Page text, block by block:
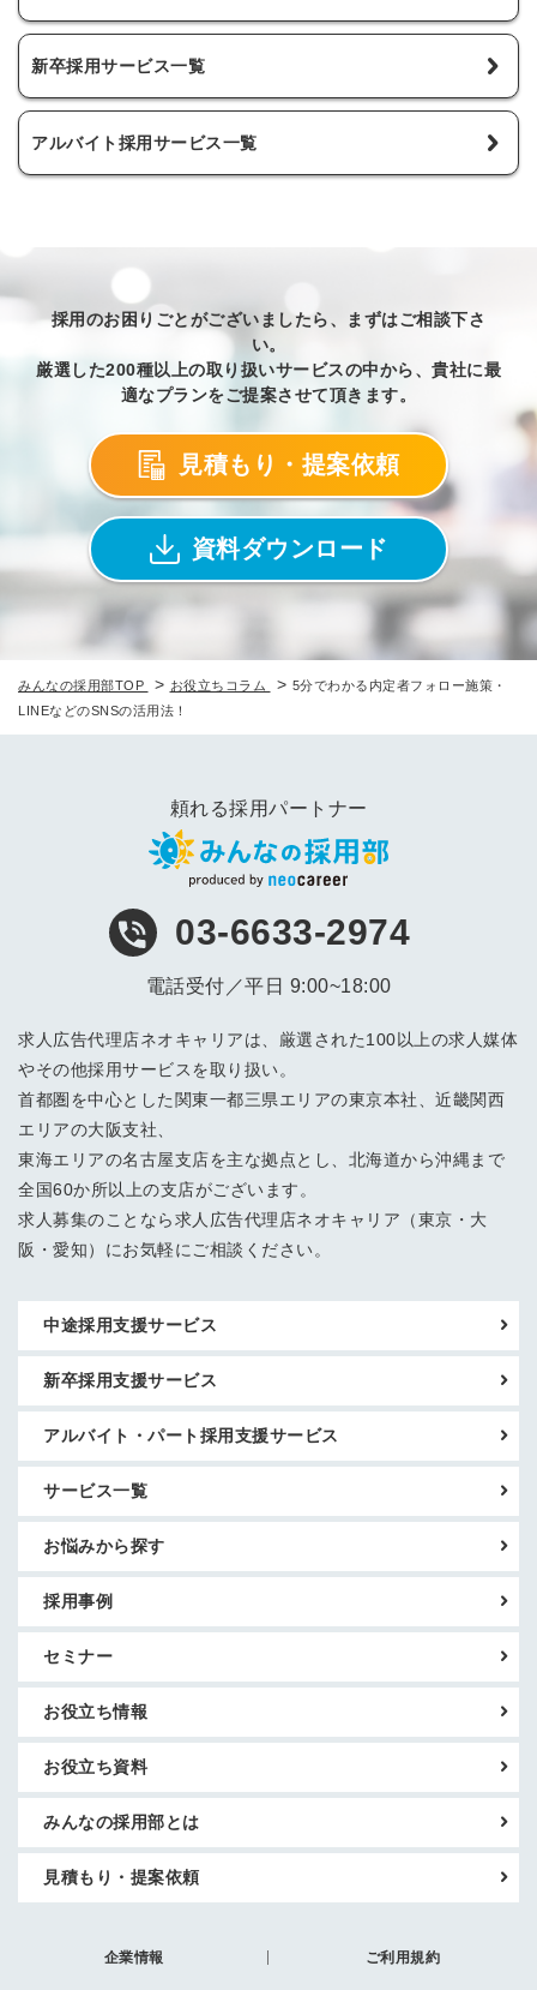
新卒採用サービス一覧
アルバイト採用サービス一覧
採用のお困りごとがございましたら、まずはご相談下さ
い。
厳選した200種以上の取り扱いサービスの中から、貴社に最
適なプランをご提案させて頂きます。
見積もり・提案依頼
資料ダウンロード
みんなの採用部TOP > お役立ちコラム > 5分でわかる内定者フォロー施策・
LINEなどのSNSの活用法！
頼れる採用パートナー
03-6633-2974
電話受付／平日 9:00~18:00
求人広告代理店ネオキャリアは、厳選された100以上の求人媒体
やその他採用サービスを取り扱い。
首都圏を中心とした関東一都三県エリアの東京本社、近畿関西
エリアの大阪支社、
東海エリアの名古屋支店を主な拠点とし、北海道から沖縄まで
全国60か所以上の支店がございます。
求人募集のことなら求人広告代理店ネオキャリア（東京・大
阪・愛知）にお気軽にご相談ください。
中途採用支援サービス
新卒採用支援サービス
アルバイト・パート採用支援サービス
サービス一覧
お悩みから探す
採用事例
セミナー
お役立ち情報
お役立ち資料
みんなの採用部とは
見積もり・提案依頼
企業情報 ご利用規約